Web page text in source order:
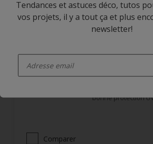
Non filmogène, ne
bonne protection
Comparer
Tendances et astuces déco, tutos
vos projets, il y a tout ça et plus
newsletter!